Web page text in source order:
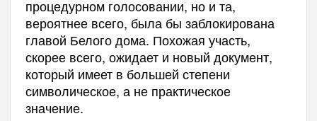
процедурном голосовании, но и та,
вероятнее всего, была бы заблокирована
главой Белого дома. Похожая участь,
скорее всего, ожидает и новый документ,
который имеет в большей степени
символическое, а не практическое
значение.